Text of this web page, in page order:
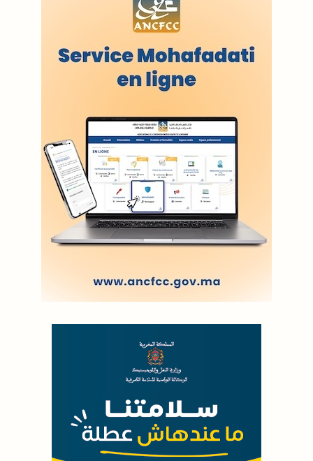
ABOUT US
A propos de L'ODJ
VOS CONTRIBUTIONS
Proposer votre article
LODJ VIDÉO
L'ODJ LIVE TV
LODJ AUDIO
WEB RADIO R212
Copyright © 2022 Groupe de presse Arrissala
Ce site utilise Google Analytics. En continuant à naviguer, vous nous
autorisez à déposer un cookie à des fins de mesure d'audience
Plan du site | Syndication